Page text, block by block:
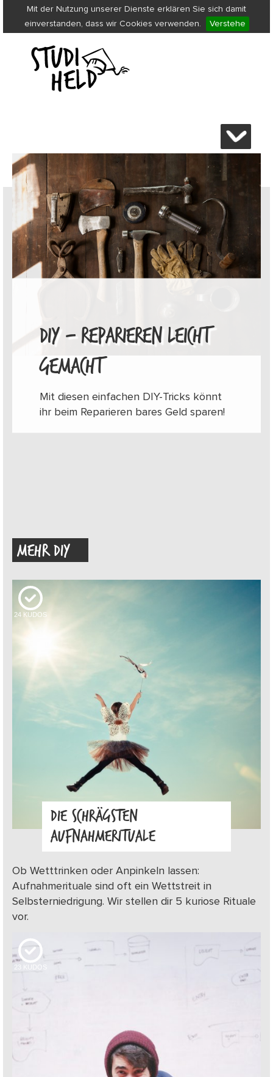
Mit der Nutzung unserer Dienste erklären Sie sich damit
einverstanden, dass wir Cookies verwenden.
Verstehe
DIY – REPARIEREN LEICHT
GEMACHT
Mit diesen einfachen DIY-Tricks könnt
ihr beim Reparieren bares Geld sparen!
MEHR DIY
24 KUDOS
DIE SCHRÄGSTEN
AUFNAHMERITUALE
Ob Wetttrinken oder Anpinkeln lassen:
Aufnahmerituale sind oft ein Wettstreit in
Selbsterniedrigung. Wir stellen dir 5 kuriose Rituale
vor.
23 KUDOS